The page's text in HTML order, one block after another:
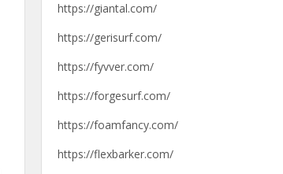
https://giantal.com/
https://gerisurf.com/
https://fyvver.com/
https://forgesurf.com/
https://foamfancy.com/
https://flexbarker.com/